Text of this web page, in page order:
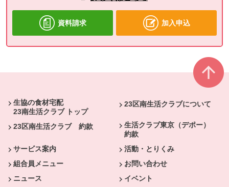
資料請求 加入申込
生協の食材宅配
23南生活クラブ トップ
23区南生活クラブについて
23区南生活クラブ 約款
生活クラブ東京（デポー）
約款
サービス案内
活動・とりくみ
組合員メニュー
お問い合わせ
ニュース
イベント